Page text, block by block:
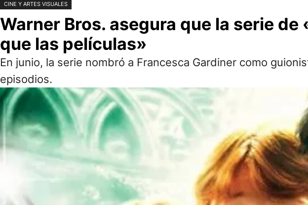
CINE Y ARTES VISUALES
Warner Bros. asegura que la serie
que las películas»
En junio, la serie nombró a Francesca Gardiner como
episodios.